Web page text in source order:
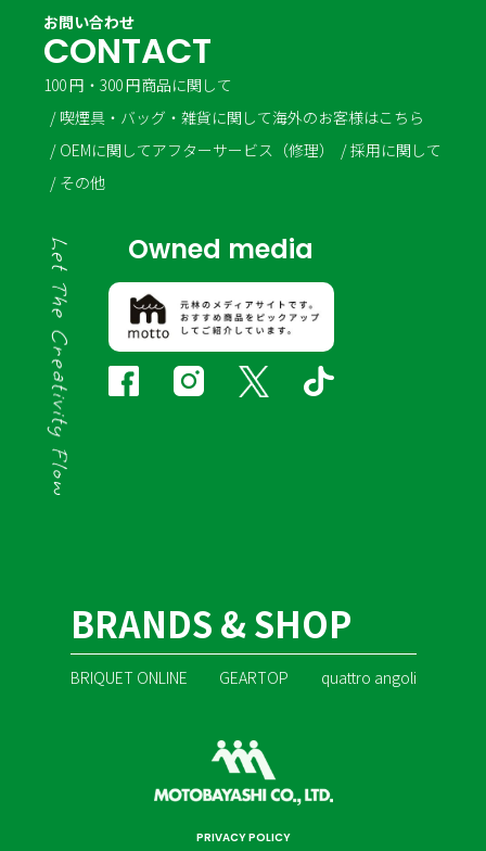
お問い合わせ
CONTACT
100 円・300 円商品に関して
喫煙具・バッグ・雑貨に関して海外のお客様はこちら
OEMに関してアフターサービス（修理）
採用に関して
その他
Owned media
BRANDS & SHOP
BRIQUET ONLINE GEARTOP quattro angoli
PRIVACY POLICY